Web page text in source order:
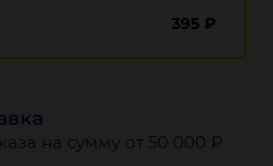
395 ₽
на сумму от 50 000 ₽